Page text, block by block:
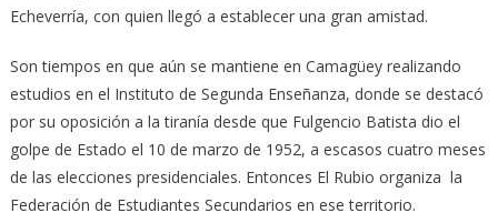
Echeverría, con quien llegó a establecer una gran amistad.
Son tiempos en que aún se mantiene en Camagüey realizando
estudios en el Instituto de Segunda Enseñanza, donde se destacó
por su oposición a la tiranía desde que Fulgencio Batista dio el
golpe de Estado el 10 de marzo de 1952, a escasos cuatro meses
de las elecciones presidenciales. Entonces El Rubio organiza la
Federación de Estudiantes Secundarios en ese territorio.